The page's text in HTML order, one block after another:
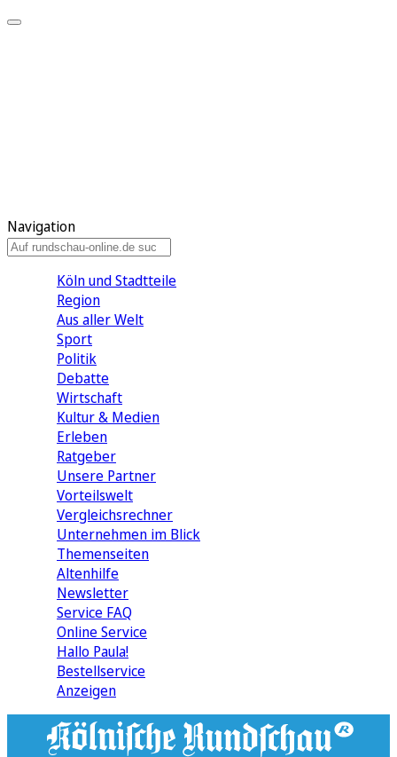
Navigation
Köln und Stadtteile
Region
Aus aller Welt
Sport
Politik
Debatte
Wirtschaft
Kultur & Medien
Erleben
Ratgeber
Unsere Partner
Vorteilswelt
Vergleichsrechner
Unternehmen im Blick
Themenseiten
Altenhilfe
Newsletter
Service FAQ
Online Service
Hallo Paula!
Bestellservice
Anzeigen